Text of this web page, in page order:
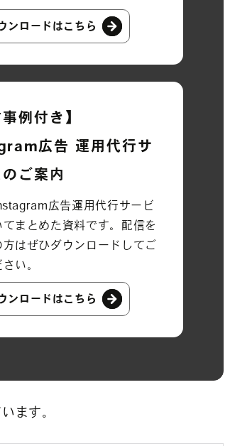
ンロードはこちら
事例付き】
広告 運用代行サ
ご案内
広告運用代行サービ
てまとめた資料です。配信を
方はぜひダウンロードしてご
い。
ンロードはこちら
ます。